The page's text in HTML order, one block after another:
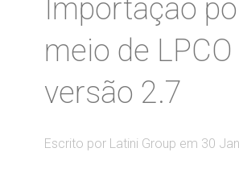
Importação
meio de LPCO
versão 2.7
Escrito por Latini Group em 30